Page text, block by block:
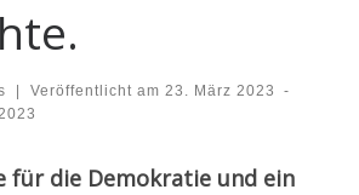
Veröffentlicht am 23. März 2023
-
für die Demokratie und ein